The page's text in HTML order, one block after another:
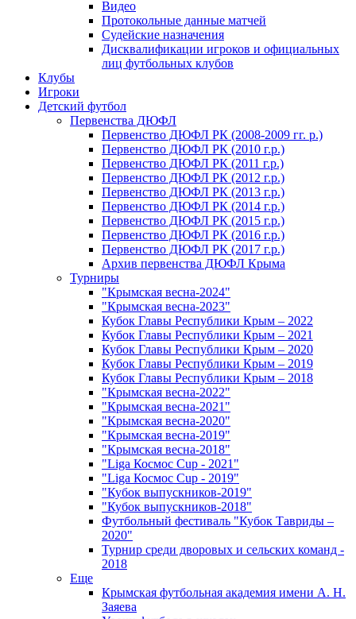
Видео
Протокольные данные матчей
Судейские назначения
Дисквалификации игроков и официальных
лиц футбольных клубов
Клубы
Игроки
Детский футбол
Первенства ДЮФЛ
Первенство ДЮФЛ РК (2008-2009 гг. р.)
Первенство ДЮФЛ РК (2010 г.р.)
Первенство ДЮФЛ РК (2011 г.р.)
Первенство ДЮФЛ РК (2012 г.р.)
Первенство ДЮФЛ РК (2013 г.р.)
Первенство ДЮФЛ РК (2014 г.р.)
Первенство ДЮФЛ РК (2015 г.р.)
Первенство ДЮФЛ РК (2016 г.р.)
Первенство ДЮФЛ РК (2017 г.р.)
Архив первенства ДЮФЛ Крыма
Турниры
"Крымская весна-2024"
"Крымская весна-2023"
Кубок Главы Республики Крым – 2022
Кубок Главы Республики Крым – 2021
Кубок Главы Республики Крым – 2020
Кубок Главы Республики Крым – 2019
Кубок Главы Республики Крым – 2018
"Крымская весна-2022"
"Крымская весна-2021"
"Крымская весна-2020"
"Крымская весна-2019"
"Крымская весна-2018"
"Liga Космос Cup - 2021"
"Liga Космос Cup - 2019"
"Кубок выпускников-2019"
"Кубок выпускников-2018"
Футбольный фестиваль "Кубок Тавриды –
2020"
Турнир среди дворовых и сельских команд -
2018
Еще
Крымская футбольная академия имени А. Н.
Заяева